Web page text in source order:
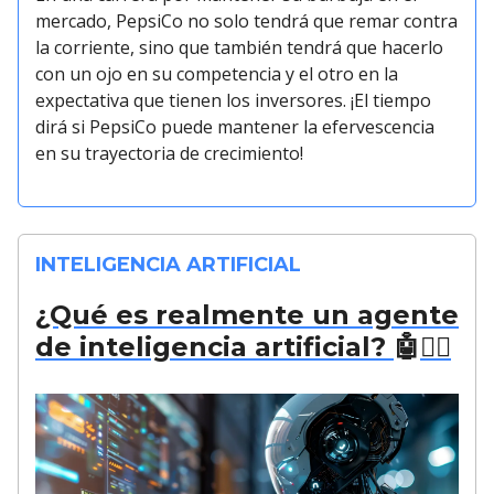
mercado, PepsiCo no solo tendrá que remar contra
la corriente, sino que también tendrá que hacerlo
con un ojo en su competencia y el otro en la
expectativa que tienen los inversores. ¡El tiempo
dirá si PepsiCo puede mantener la efervescencia
en su trayectoria de crecimiento!
INTELIGENCIA ARTIFICIAL
¿Qué es realmente un agente
de inteligencia artificial? 🤖🕵️‍♀️